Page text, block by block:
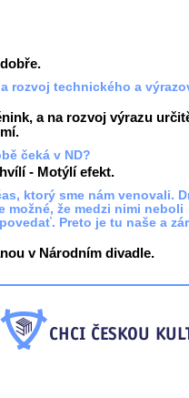
rozvoj technického a
a na rozvoj výrazu
čeká v ND?
- Motýlí efekt.
ktorý sme nám venovali.
možné, že medzi nimi neboli
Preto je tu naše a
v Národním divadle.